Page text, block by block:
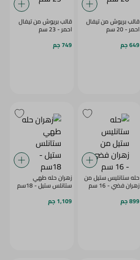
قالب بريوش من تيفال
احمر - 20 سم
649 جم
قالب بريوش من تيفال
احمر - 23 سم
749 جم
حله ستانليس ستيل من
زهران فضي - 16 سم
899 جم
زهران حله طهي
ستانلس ستيل - 18سم
1,109 جم